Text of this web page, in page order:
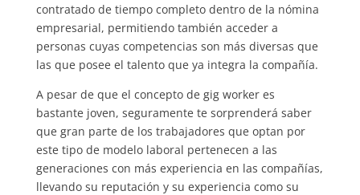
contratado de tiempo completo dentro de la nómina
empresarial, permitiendo también acceder a
personas cuyas competencias son más diversas que
las que posee el talento que ya integra la compañía.
A pesar de que el concepto de gig worker es
bastante joven, seguramente te sorprenderá saber
que gran parte de los trabajadores que optan por
este tipo de modelo laboral pertenecen a las
generaciones con más experiencia en las compañías,
llevando su reputación y su experiencia como su